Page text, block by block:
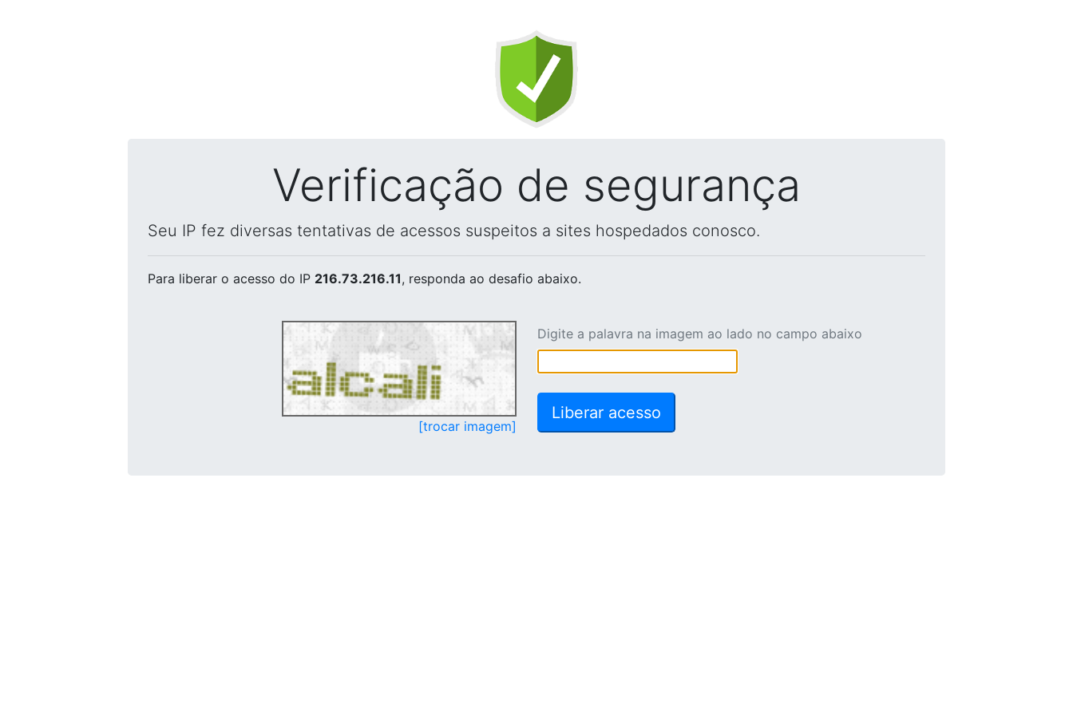
Verificação de segurança
Seu IP fez diversas tentativas de acessos suspeitos a sites hospedados conosco.
Para liberar o acesso do IP 216.73.216.11, responda ao desafio abaixo.
[trocar imagem]
Digite a palavra na imagem ao lado no campo abaixo